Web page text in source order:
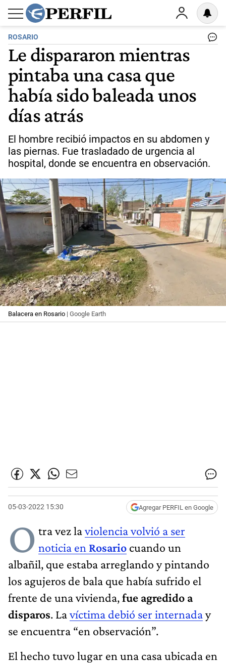
ROSARIO
Le dispararon mientras
pintaba una casa que
había sido baleada unos
días atrás
El hombre recibió impactos en su abdomen y
las piernas. Fue trasladado de urgencia al
hospital, donde se encuentra en observación.
Balacera en Rosario | Google Earth
05-03-2022 15:30 Agregar PERFIL en Google
O tra vez laviolencia volvió a ser
noticia en Rosario cuando un
albañil, que estaba arreglando y pintando
los agujeros de bala que había sufrido el
frente de una vivienda,fue agredido a
disparos. Lavíctima debió ser internaday
se encuentra “en observación”.
El hecho tuvo lugar en una casa ubicada en